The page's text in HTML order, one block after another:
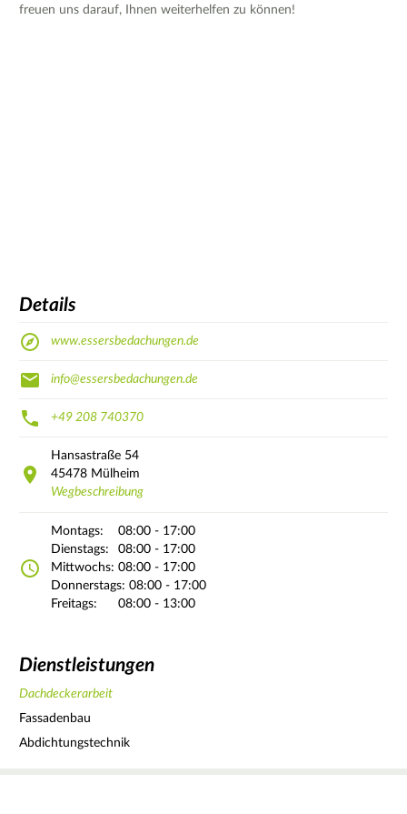
freuen uns darauf, Ihnen weiterhelfen zu können!
Details
www.essersbedachungen.de
info@essersbedachungen.de
+49 208 740370
Hansastraße 54
45478 Mülheim
Wegbeschreibung
Montags:
08:00 - 17:00
Dienstags:
08:00 - 17:00
Mittwochs: 08:00 - 17:00
Donnerstags: 08:00 - 17:00
Freitags:
08:00 - 13:00
Dienstleistungen
Dachdeckerarbeit
Fassadenbau
Abdichtungstechnik